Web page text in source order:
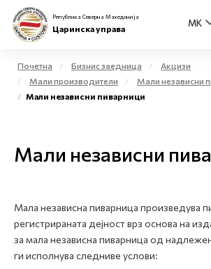
За нас
Е-Царина
Медиа центар
Република Северна Македонија
Царинска управа
Почетна Бизнис заедница
Акцизи
Мали производители
Мали независни производители на етил алкохол и жестоки
Мали независни пиварници
Мали независни
Мала независна пиварница произведува
регистрираната дејност врз основа на
за мала независна пиварница од
ги исполнува следниве услови: